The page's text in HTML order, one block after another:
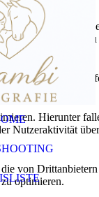
zu
vor
Hierunter
Nutzeraktivität
von
optimieren.